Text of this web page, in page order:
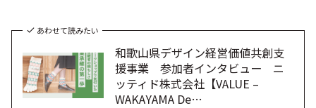
あわせて読みたい
和歌山県デザイン経営価値共創支
援事業 参加者インタビュー ニ
ッティド株式会社【VALUE –
WAKAYAMA De…